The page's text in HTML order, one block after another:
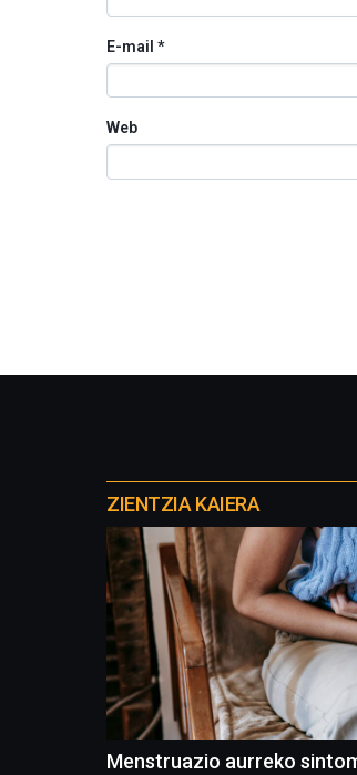
E-mail *
Web
proyectos
ZIENTZIA KAIERA
Menstruazio aurreko